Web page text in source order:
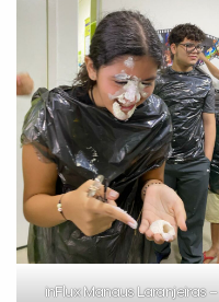
inFlux Manaus Laranjeiras –